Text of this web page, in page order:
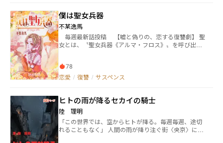
信はアリシアの正体やこの国に来た理由を知って感銘
を受け、その目的を達成させるために龍信はアリシア
と一緒に旅をすることを決意する。 またアリシアと
出会ったことで龍信も自分の記憶を取り戻し、自分の
長剣が普通の剣ではないことと、自分自身もまた普通
の人間ではないことを思い出す。 そして龍信とアリ
感謝されるような行動をする反面、悪意ある人間から
の妨害なども受けるが、それらの人物はすべて相応の
報いを受けることとなる。 笑山もまた同じだった。
放した笑山は、落ちぶれるどころか人間として最悪の
末路を辿ることとなる。 一方の龍信はアリシアのこ
の国に来た目的に心から協力することで、巡り巡って
皇帝にすらも認められるほど成り上がっていく。 中
華風・追放ざまぁの最強冒険活劇、ここに大開
の一人だったが、見た目も能力も地味なせいで国民人
気はゼロだった。 しかも人気の無さが間接的な原因と
なって、ヒーローをクビになってしまう。 クビになっ
てもヒーローを続けたい彼は、心機一転、海外進出し
て一からヒーロー活動を始めるのだった。 ーーーこの
罪の99.9%が、彼の活躍によって事前に防がれていた
ほぼ損壊していないのは、彼の活躍によるものだとい
徐々に崩壊していくのであった。
僕は聖女兵器
不某逸馬
毎週最新話投稿 【嘘と偽りの、恋する復讐劇】 聖
女とは、〝聖女兵器《アルマ・フロス》〟を呼び出す
界で、ゼーラン王国では長い間聖女が不在であった。
その王国に、待望の聖女候補者があらわれた。 その名
微笑みを振り撒く清廉で愛らしいジャンヌに、いつし
か誰もが魅了されていくが……しかし調査は思いもよ
らぬ事件を巻き起こしてしまう。 全ての中心にいるの
が、ジャンヌ。そこには敵国の聖女、過去の因縁、魔
女や魔物にゾンビまでもあらわれ、やがて王国全土を
78
恋愛 / 復讐 / サスペンス
ヒトの雨が降るセカイの騎士
陸 理明
「この世界では、空からヒトが降る。毎週毎週、途切
れることもなく」 人間の雨が降り注ぐ街〈央京〉に、